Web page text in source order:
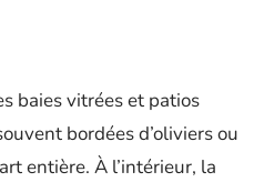
baies vitrées et patios
bordées d’oliviers ou
entière. À l’intérieur, la